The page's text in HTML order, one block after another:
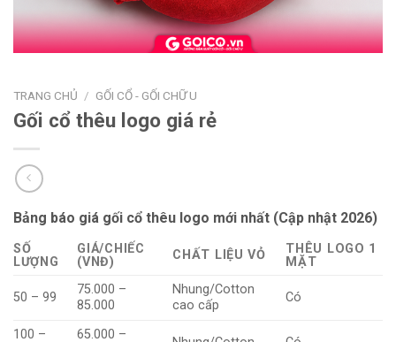
TRANG CHỦ / GỐI CỔ - GỐI CHỮ U
Gối cổ thêu logo giá rẻ
Bảng báo giá gối cổ thêu logo mới nhất (Cập nhật 2026)
SỐ
LƯỢNG
GIÁ/CHIẾC
(VNĐ)
CHẤT LIỆU VỎ
THÊU LOGO 1
MẶT
50 – 99
75.000 –
85.000
Nhung/Cotton
cao cấp
Có
100 –
65.000 –